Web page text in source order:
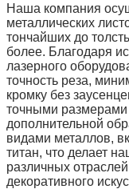
Наша компания
металлических
тончайших до
более. Благодаря
лазерного
точность реза,
кромку без
точными размерами
дополнительной
видами металлов,
титан, что делает
различных
декоративного